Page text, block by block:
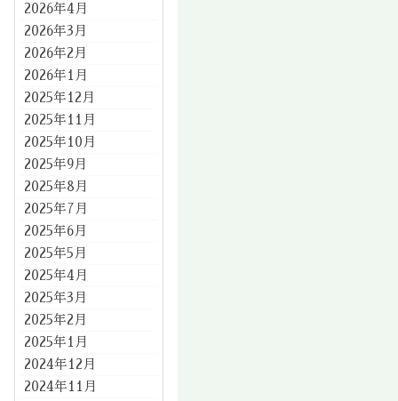
2026年4月
2026年3月
2026年2月
2026年1月
2025年12月
2025年11月
2025年10月
2025年9月
2025年8月
2025年7月
2025年6月
2025年5月
2025年4月
2025年3月
2025年2月
2025年1月
2024年12月
2024年11月